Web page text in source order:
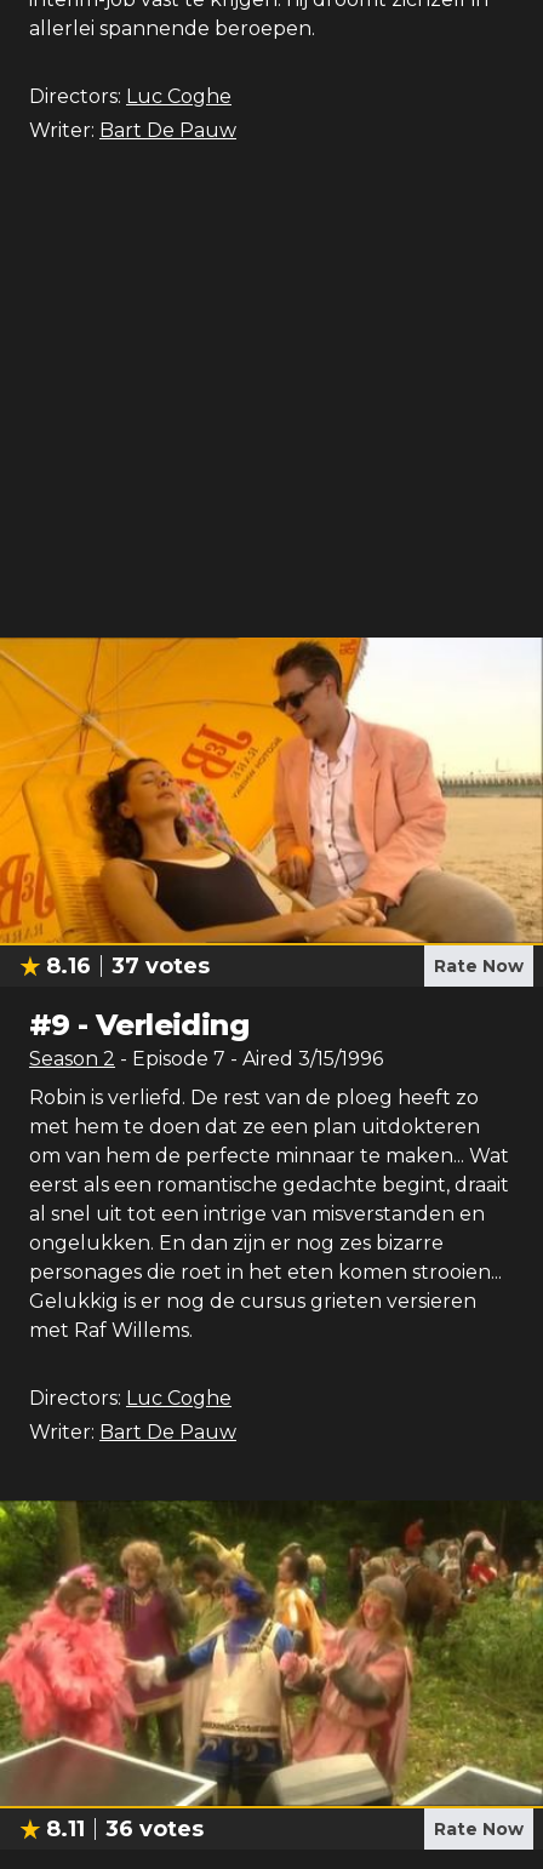
allerlei spannende beroepen.
Directors: Luc Coghe
Writer: Bart De Pauw
8.16 37 votes Rate Now
#9 -Verleiding
Season 2 - Episode 7 - Aired 3/15/1996
Robin is verliefd. De rest van de ploeg heeft zo
met hem te doen dat ze een plan uitdokteren
om van hem de perfecte minnaar te maken... Wat
eerst als een romantische gedachte begint, draait
al snel uit tot een intrige van misverstanden en
ongelukken. En dan zijn er nog zes bizarre
personages die roet in het eten komen strooien...
Gelukkig is er nog de cursus grieten versieren
met Raf Willems.
Directors: Luc Coghe
Writer: Bart De Pauw
8.11 36 votes Rate Now